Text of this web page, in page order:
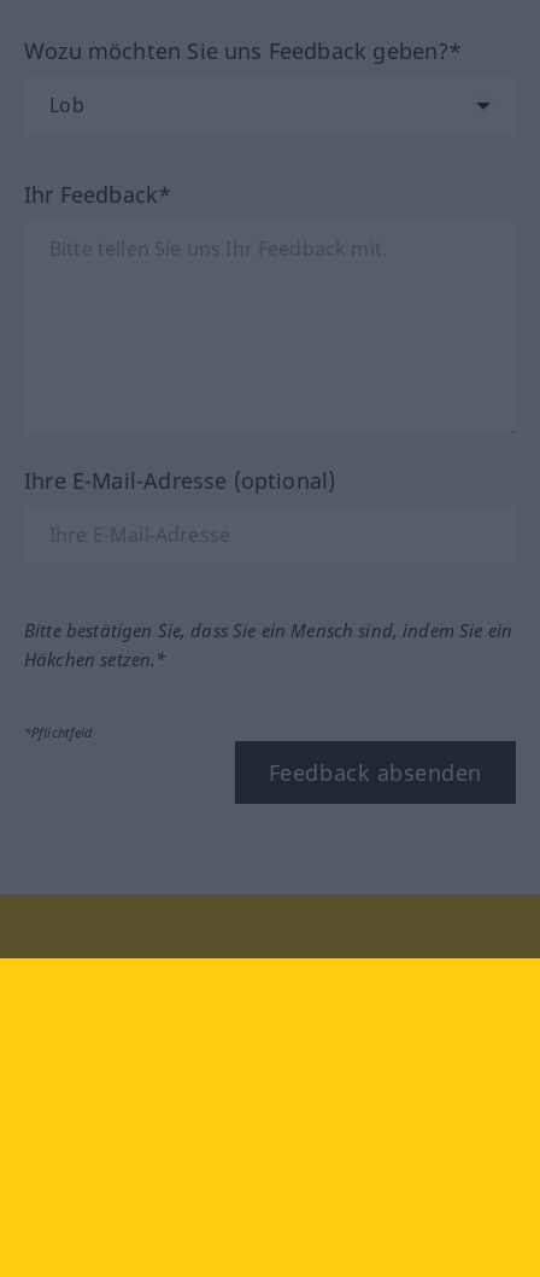
Wozu möchten Sie uns Feedback geben?*
Ihr Feedback*
Ihre E-Mail-Adresse (optional)
Bitte bestätigen Sie, dass Sie ein Mensch sind, indem Sie ein
Häkchen setzen.*
*Pflichtfeld
Feedback absenden
Besuchen Sie uns auf: